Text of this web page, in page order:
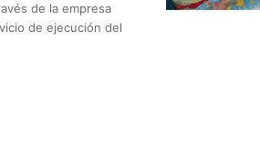
de la empresa
de ejecución del